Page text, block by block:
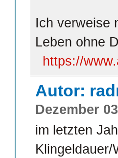
Ich verweise
Leben ohne
https://
Autor:
Dezember
im letzten
Klingeldauer/